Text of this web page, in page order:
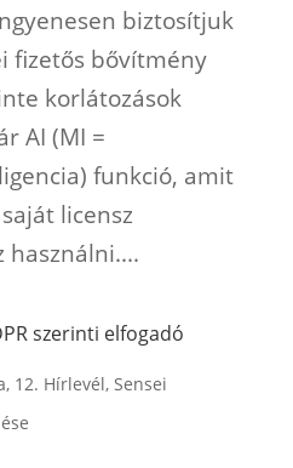
biztosítjuk
fizetős bővítmény
korlátozások
AI (MI =
funkció, amit
licensz
használni....
szerinti elfogadó
, 12. Hírlevél, Sensei